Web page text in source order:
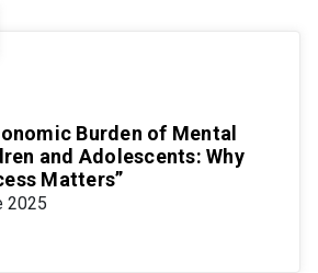
Burden of Mental
and Adolescents: Why
Matters”
2025